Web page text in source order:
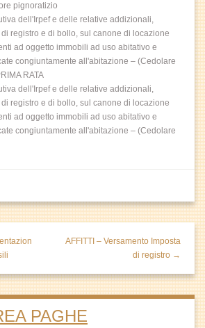
pignoratizio
dell'Irpef e delle relative addizionali,
registro e di bollo, sul canone di locazione
ad oggetto immobili ad uso abitativo e
congiuntamente all'abitazione – (Cedolare
RATA
dell'Irpef e delle relative addizionali,
registro e di bollo, sul canone di locazione
ad oggetto immobili ad uso abitativo e
congiuntamente all'abitazione – (Cedolare
AFFITTI – Versamento Imposta
di registro →
PAGHE